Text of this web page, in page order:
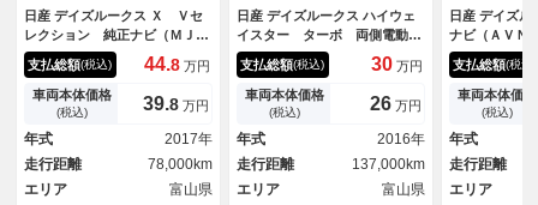
日産 デイズルークス Ｘ Ｖセ
レクション 純正ナビ（ＭＪ１
１７Ｄ－Ｗ） エマージェンシ
ーブレーキ アラウンドビュー
モニター スマートキー 後席
シートバックテーブル 純正ア
ルミホイール Ｂｌｕｅｔｏｏ
ｔｈ 電動格納ミラー 横滑り
防止
支払総額(税込) 44.8 万円
車両本体価格
(税込) 39.8 万円
年式
2017年
走行距離
78,000km
エリア
富山県
日産 デイズルークス ハイウェ
イスター ターボ 両側電動ス
ライドドア ナビＴＶ 全方位
カメラ ＨＩＤヘッドライト
ＡＷ インテリキー ミラーウ
インカー フォグランプ ＥＴ
Ｃ オートエアコン ベンチシ
ート
支払総額(税込) 30 万円
車両本体価格
(税込) 26 万円
年式
2016年
走行距離
137,000km
エリア
富山県
日産 デイズ
ナビ（ＡＶＮ
Ｃ Ｂｌｕｅ
セグＴＶ 電
ーレスエン
支払総額(税込)
車両本体価格
(税込)
年式
走行距離
エリア